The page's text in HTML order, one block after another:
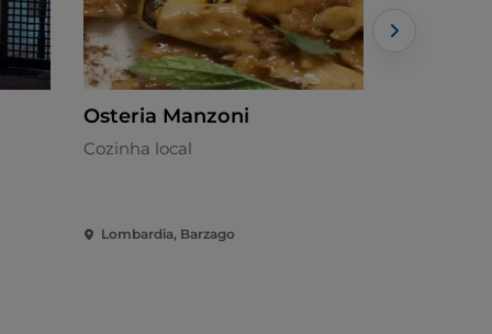
Osteria Manzoni
Cozinha local
Lombardia, Barzago